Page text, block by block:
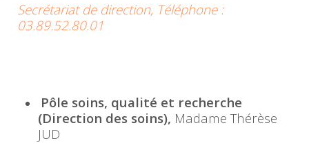
Secrétariat de direction, Téléphone :
03.89.52.80.01
Pôle soins, qualité et recherche
(Direction des soins), Madame Thérèse
JUD